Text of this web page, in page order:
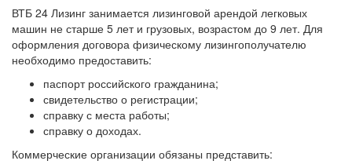
ВТБ 24 Лизинг занимается лизинговой арендой легковых
машин не старше 5 лет и грузовых, возрастом до 9 лет. Для
оформления договора физическому лизингополучателю
необходимо предоставить:
паспорт российского гражданина;
свидетельство о регистрации;
справку с места работы;
справку о доходах.
Коммерческие организации обязаны представить: